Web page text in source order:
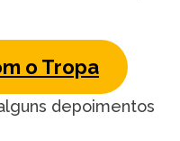
o Tropa
depoimentos